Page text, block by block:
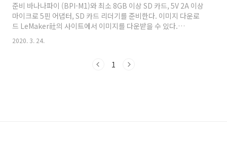
준비 바나나파이 (BPI-M1)와 최소 8GB 이상 SD 카드, 5V 2A 이상
마이크로 5핀 어댑터, SD 카드 리더기를 준비한다. 이미지 다운로
드 LeMaker社의 사이트에서 이미지를 다운받을 수 있다.
http://www.lemaker.org/product-bananapi-
resource.html Banana Pi Images, Documents,Quick
Community LeMaker Resource Downloads
2020. 3. 24.
1